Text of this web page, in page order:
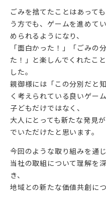
ごみを捨てたことはあって
う方でも、ゲームを進めて
められるようになり、
「面白かった！」「ごみの
た！」と楽しんでくれたこ
した。
親御様には「この分別だと
く考えられている良いゲー
子どもだけではなく、
大人にとっても新たな発見
でいただけたと思います。
今回のような取り組みを通
当社の取組について理解を
き、
地域との新たな価値共創に